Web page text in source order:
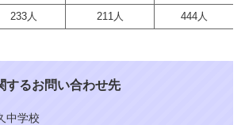
233人 211人 444人
するお問い合わせ先
中学校